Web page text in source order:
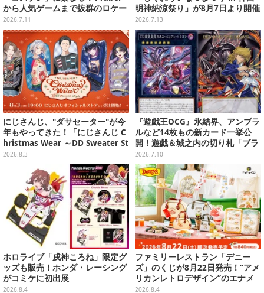
から人気ゲームまで抜群のロケー
ションも必見な美女レイヤー10選
【写真45枚】
2026.7.11
明神納涼祭り」が8月7日より開催
決定
2026.7.13
にじさんじ、"ダサセーター"が今
年もやってきた！「にじさんじ C
hristmas Wear ～DD Sweater St
yle～」グッズが受注販売へ―狂
蘭メロコも「何からツッコめばい
い」と困惑
2026.8.3
『遊戯王OCG』氷結界、アンブラ
ルなど14枚もの新カード一挙公
開！遊戯＆城之内の切り札「ブラ
ック・デーモンズ・ドラゴン」も
新たな装いで登場
2026.7.10
ホロライブ「戌神ころね」限定グ
ッズも販売！ホンダ・レーシング
がコミケに初出展
2026.8.4
ファミリーレストラン「デニー
ズ」のくじが8月22日発売！“アメ
リカンレトロデザイン”のエナメ
ルバッグやTシャツなど、日常使
2026.8.4